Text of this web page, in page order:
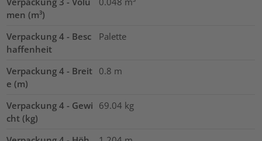
men (m³)
Verpackung 4 - Besc
haffenheit
Palette
Verpackung 4 - Breit
e (m)
0.8 m
Verpackung 4 - Gewi
cht (kg)
69.04 kg